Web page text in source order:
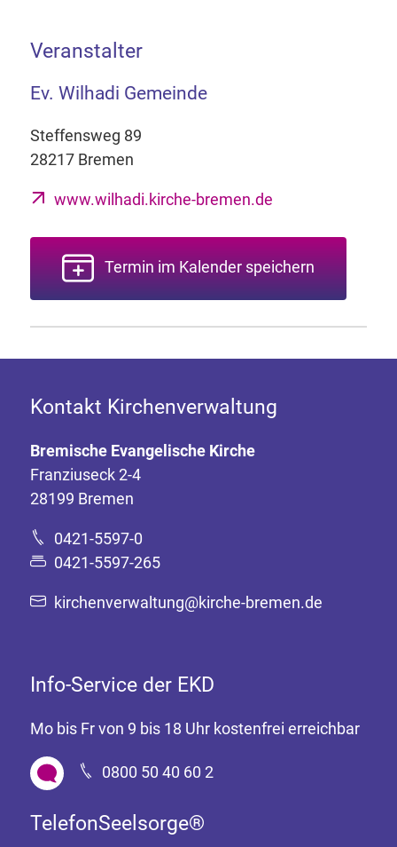
Veranstalter
Ev. Wilhadi Gemeinde
Steffensweg 89
28217 Bremen
www.wilhadi.kirche-bremen.de
Termin im Kalender speichern
Kontakt Kirchenverwaltung
Bremische Evangelische Kirche
Franziuseck 2-4
28199 Bremen
0421-5597-0
0421-5597-265
kirchenverwaltung@kirche-bremen.de
Info-Service der EKD
Mo bis Fr von 9 bis 18 Uhr kostenfrei erreichbar
0800 50 40 60 2
TelefonSeelsorge®